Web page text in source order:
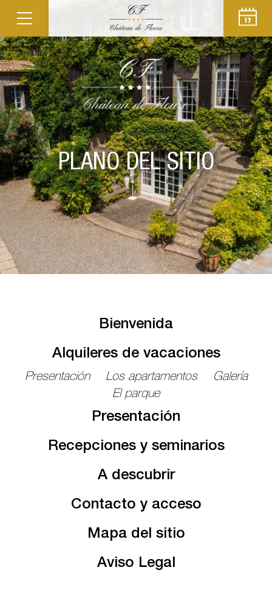
PLANO DEL SITIO
Bienvenida
Alquileres de vacaciones
Presentación Los apartamentos
Galería
El parque
Presentación
Recepciones y seminarios
A descubrir
Contacto y acceso
Mapa del sitio
Aviso Legal